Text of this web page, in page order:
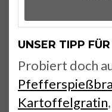
UNSER TIPP
Probiert doch
Kartoffelgratin